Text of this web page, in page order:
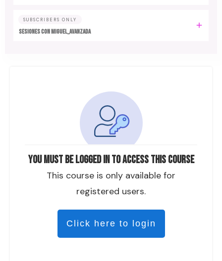
You must be logged in to access this course
This course is only available for
registered users.
Click here to login
SUBSCRIBERS ONLY
SESIONES CON MIGUEL_AVANZADA